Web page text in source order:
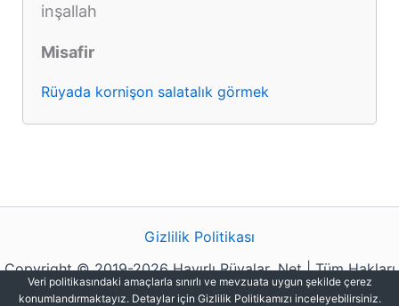
inşallah
Misafir
Rüyada kornişon salatalık görmek
Gizlilik Politikası
Copyright © 2019-2026 Hayırlı Rüyalar .Net | Tüm Hakları
Saklıdır.
Veri politikasındaki amaçlarla sınırlı ve mevzuata uygun şekilde çerez
konumlandırmaktayız. Detaylar için Gizlilik Politikamızı inceleyebilirsiniz.